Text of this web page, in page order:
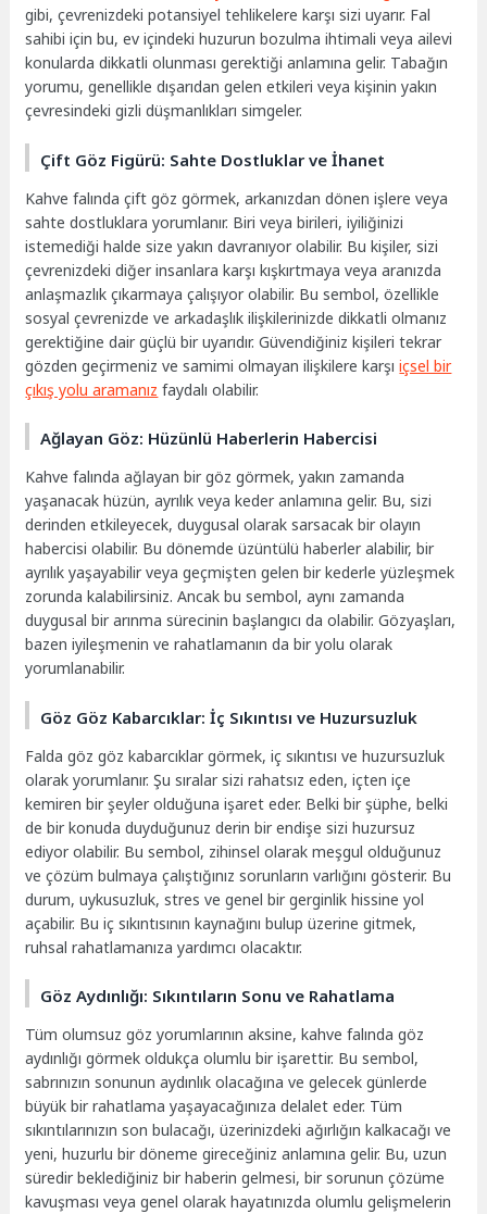
gibi, çevrenizdeki potansiyel tehlikelere karşı sizi uyarır. Fal
sahibi için bu, ev içindeki huzurun bozulma ihtimali veya ailevi
konularda dikkatli olunması gerektiği anlamına gelir. Tabağın
yorumu, genellikle dışarıdan gelen etkileri veya kişinin yakın
çevresindeki gizli düşmanlıkları simgeler.
Çift Göz Figürü: Sahte Dostluklar ve İhanet
Kahve falında çift göz görmek, arkanızdan dönen işlere veya
sahte dostluklara yorumlanır. Biri veya birileri, iyiliğinizi
istemediği halde size yakın davranıyor olabilir. Bu kişiler, sizi
çevrenizdeki diğer insanlara karşı kışkırtmaya veya aranızda
anlaşmazlık çıkarmaya çalışıyor olabilir. Bu sembol, özellikle
sosyal çevrenizde ve arkadaşlık ilişkilerinizde dikkatli olmanız
gerektiğine dair güçlü bir uyarıdır. Güvendiğiniz kişileri tekrar
gözden geçirmeniz ve samimi olmayan ilişkilere karşıiçsel bir
çıkış yolu aramanız faydalı olabilir.
Ağlayan Göz: Hüzünlü Haberlerin Habercisi
Kahve falında ağlayan bir göz görmek, yakın zamanda
yaşanacak hüzün, ayrılık veya keder anlamına gelir. Bu, sizi
derinden etkileyecek, duygusal olarak sarsacak bir olayın
habercisi olabilir. Bu dönemde üzüntülü haberler alabilir, bir
ayrılık yaşayabilir veya geçmişten gelen bir kederle yüzleşmek
zorunda kalabilirsiniz. Ancak bu sembol, aynı zamanda
duygusal bir arınma sürecinin başlangıcı da olabilir. Gözyaşları,
bazen iyileşmenin ve rahatlamanın da bir yolu olarak
yorumlanabilir.
Göz Göz Kabarcıklar: İç Sıkıntısı ve Huzursuzluk
Falda göz göz kabarcıklar görmek, iç sıkıntısı ve huzursuzluk
olarak yorumlanır. Şu sıralar sizi rahatsız eden, içten içe
kemiren bir şeyler olduğuna işaret eder. Belki bir şüphe, belki
de bir konuda duyduğunuz derin bir endişe sizi huzursuz
ediyor olabilir. Bu sembol, zihinsel olarak meşgul olduğunuz
ve çözüm bulmaya çalıştığınız sorunların varlığını gösterir. Bu
durum, uykusuzluk, stres ve genel bir gerginlik hissine yol
açabilir. Bu iç sıkıntısının kaynağını bulup üzerine gitmek,
ruhsal rahatlamanıza yardımcı olacaktır.
Göz Aydınlığı: Sıkıntıların Sonu ve Rahatlama
Tüm olumsuz göz yorumlarının aksine, kahve falında göz
aydınlığı görmek oldukça olumlu bir işarettir. Bu sembol,
sabrınızın sonunun aydınlık olacağına ve gelecek günlerde
büyük bir rahatlama yaşayacağınıza delalet eder. Tüm
sıkıntılarınızın son bulacağı, üzerinizdeki ağırlığın kalkacağı ve
yeni, huzurlu bir döneme gireceğiniz anlamına gelir. Bu, uzun
süredir beklediğiniz bir haberin gelmesi, bir sorunun çözüme
kavuşması veya genel olarak hayatınızda olumlu gelişmelerin